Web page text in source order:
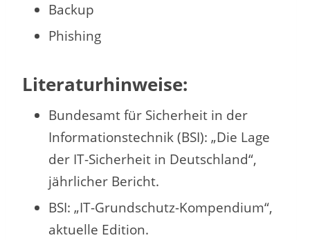
Backup
Phishing
Literaturhinweise:
Bundesamt für Sicherheit in der
Informationstechnik (BSI): „Die Lage
der IT-Sicherheit in Deutschland“,
jährlicher Bericht.
BSI: „IT-Grundschutz-Kompendium“,
aktuelle Edition.